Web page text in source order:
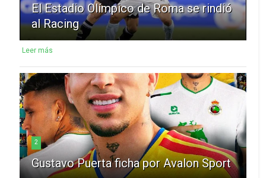
El Estadio Olímpico de Roma se rindió
al Racing
Leer más
2
Gustavo Puerta ficha por Avalon Sport